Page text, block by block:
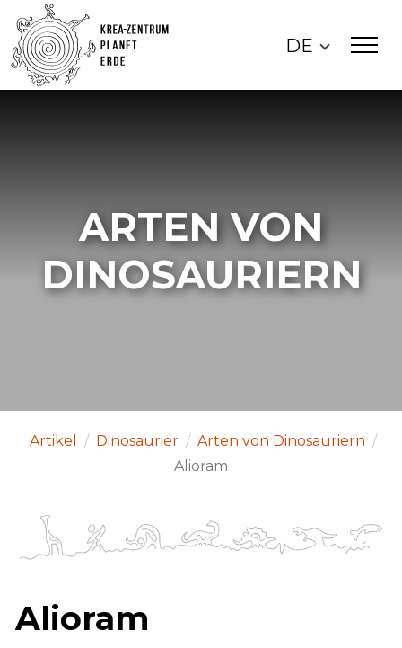
DE
ARTEN VON
DINOSAURIERN
Artikel / Dinosaurier / Arten von Dinosauriern /
Alioram
Alioram